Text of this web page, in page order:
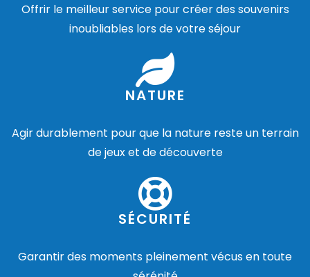
Offrir le meilleur service pour créer des souvenirs
inoubliables lors de votre séjour
NATURE
Agir durablement pour que la nature reste un terrain
de jeux et de découverte
SÉCURITÉ
Garantir des moments pleinement vécus en toute